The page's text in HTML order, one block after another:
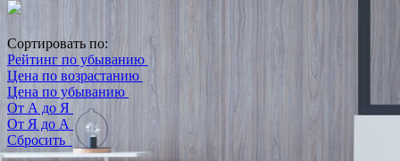
Сортировать по:
Рейтинг по убыванию
Цена по возрастанию
Цена по убыванию
От А до Я
От Я до А
Сбросить